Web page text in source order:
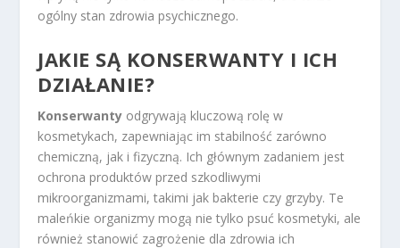
ogólny stan zdrowia psychicznego.
JAKIE SĄ KONSERWANTY I ICH
DZIAŁANIE?
Konserwanty odgrywają kluczową rolę w
kosmetykach, zapewniając im stabilność zarówno
chemiczną, jak i fizyczną. Ich głównym zadaniem jest
ochrona produktów przed szkodliwymi
mikroorganizmami, takimi jak bakterie czy grzyby. Te
maleńkie organizmy mogą nie tylko psuć kosmetyki, ale
również stanowić zagrożenie dla zdrowia ich